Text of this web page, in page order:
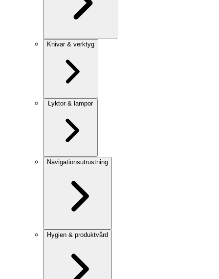
Knivar & verktyg
Lyktor & lampor
Navigationsutrustning
Hygien & produktvård